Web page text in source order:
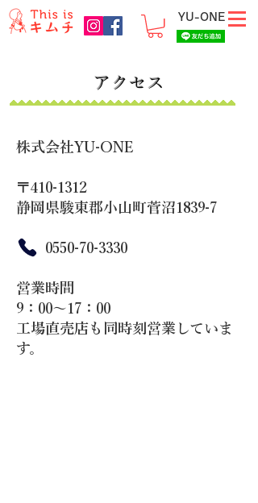
YU-ONE
アクセス
株式会社YU-ONE
〒​410-1312
静岡県駿東郡小山町菅沼1839-7
​0550-70-3330
営業時間
9：00～17：00
工場直売店も同時刻営業していま
す。